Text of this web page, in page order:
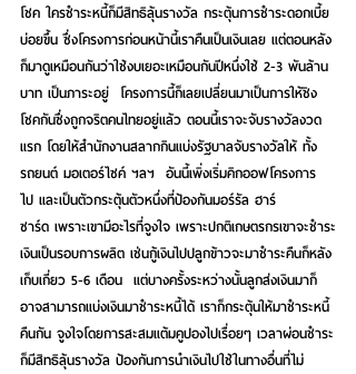
โชค ใครชำระหนี้ก็มีสิทธิลุ้นรางวัล กระตุ้นการชำระดอกเบี้ย
บ่อยขึ้น ซึ่งโครงการก่อนหน้านี้เราคืนเป็นเงินเลย แต่ตอนหลัง
ก็มาดูเหมือนกันว่าใช้งบเยอะเหมือนกันปีหนึ่งใช้ 2-3 พันล้าน
บาท เป็นภาระอยู่  โครงการนี้ก็เลยเปลี่ยนมาเป็นการให้ชิง
โชคกันซึ่งถูกจริตคนไทยอยู่แล้ว ตอนนี้เราจะจับรางวัลงวด
แรก โดยให้สำนักงานสลากกินแบ่งรัฐบาลจับรางวัลให้ ทั้ง
รถยนต์ มอเตอร์ไซค์ ฯลฯ  อันนี้เพิ่งเริ่มคิกออฟโครงการ
ไป และเป็นตัวกระตุ้นตัวหนึ่งที่ป้องกันมอร์รัล ฮาร์
ซาร์ด เพราะเขามีอะไรที่จูงใจ เพราะปกติเกษตรกรเขาจะชำระ
เงินเป็นรอบการผลิต เช่นกู้เงินไปปลูกข้าวจะมาชำระคืนก็หลัง
เก็บเกี่ยว 5-6 เดือน  แต่บางครั้งระหว่างนั้นลูกส่งเงินมาก็
อาจสามารถแบ่งเงินมาชำระหนี้ได้ เราก็กระตุ้นให้มาชำระหนี้
คืนกัน จูงใจโดยการสะสมแต้มคูปองไปเรื่อยๆ เวลาผ่อนชำระ
ก็มีสิทธิลุ้นรางวัล ป้องกันการนำเงินไปใช้ในทางอื่นที่ไม่